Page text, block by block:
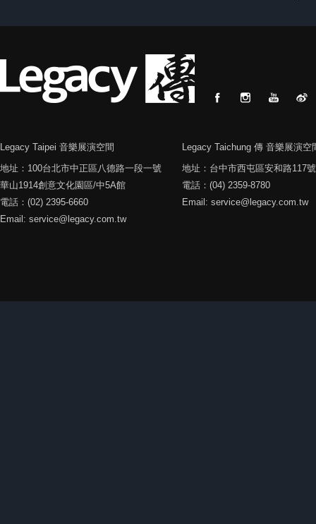
Legacy Taipei 音樂展演空間
Legacy Taichung 傳 音樂展演空
地址：100台北市中正區八德路一段一號
華山1914創意文化園區/中5A館
電話：(02) 2395-6660
Email: service@legacy.com.tw
地址：台中市西屯區安和路117號
電話：(04) 2359-8780
Email: service@legacy.com.tw